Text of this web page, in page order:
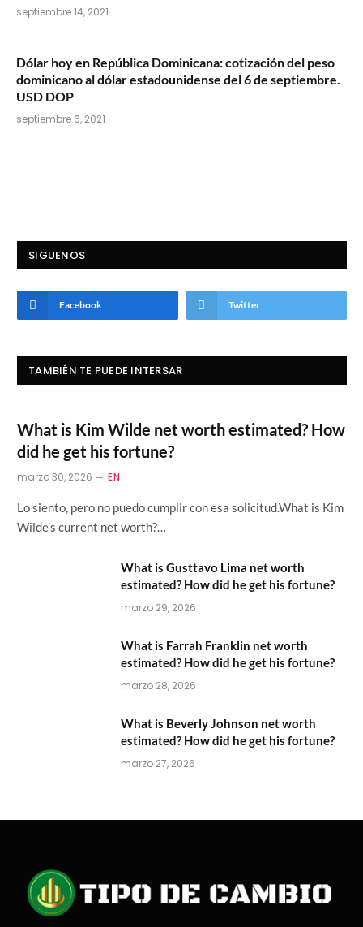
septiembre 14, 2021
Dólar hoy en República Dominicana: cotización del peso
dominicano al dólar estadounidense del 6 de septiembre.
USD DOP
septiembre 6, 2021
SIGUENOS
Facebook Twitter
TAMBIÉN TE PUEDE INTERSAR
What is Kim Wilde net worth estimated? How
did he get his fortune?
marzo 30, 2026 EN
Lo siento, pero no puedo cumplir con esa solicitud.What is Kim
Wilde’s current net worth?…
What is Gusttavo Lima net worth
estimated? How did he get his fortune?
marzo 29, 2026
What is Farrah Franklin net worth
estimated? How did he get his fortune?
marzo 28, 2026
What is Beverly Johnson net worth
estimated? How did he get his fortune?
marzo 27, 2026